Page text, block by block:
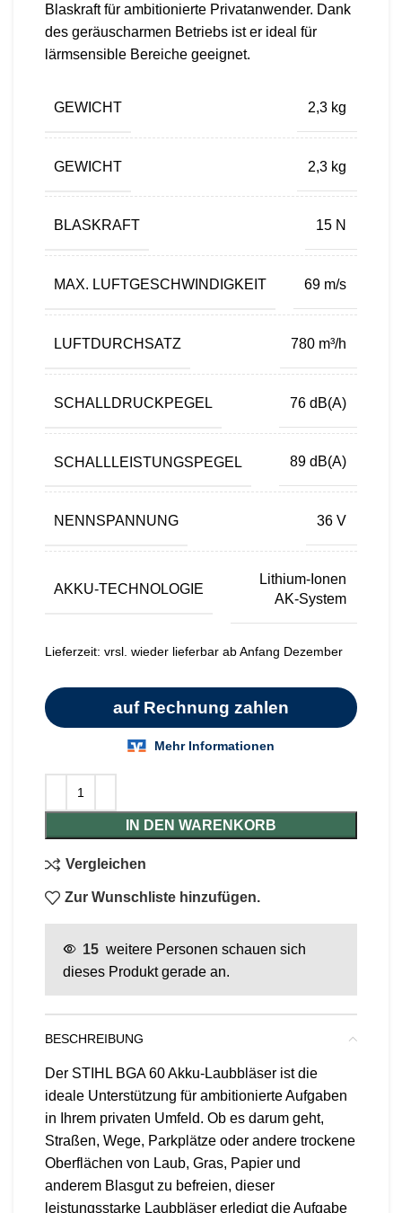
Blaskraft für ambitionierte Privatanwender. Dank
des geräuscharmen Betriebs ist er ideal für
lärmsensible Bereiche geeignet.
GEWICHT 2,3 kg
GEWICHT 2,3 kg
BLASKRAFT 15 N
MAX. LUFTGESCHWINDIGKEIT 69 m/s
LUFTDURCHSATZ 780 m³/h
SCHALLDRUCKPEGEL 76 dB(A)
SCHALLLEISTUNGSPEGEL 89 dB(A)
NENNSPANNUNG 36 V
AKKU-TECHNOLOGIE
Lithium-Ionen
AK-System
Lieferzeit: vrsl. wieder lieferbar ab Anfang Dezember
IN DEN WARENKORB
Vergleichen
Zur Wunschliste hinzufügen.
15 weitere Personen schauen sich
dieses Produkt gerade an.
BESCHREIBUNG
Der STIHL BGA 60Akku-Laubbläser ist die
ideale Unterstützung für ambitionierte Aufgaben
in Ihrem privaten Umfeld. Ob es darum geht,
Straßen, Wege, Parkplätze oder andere trockene
Oberflächen von Laub, Gras, Papier und
anderem Blasgut zu befreien, dieser
leistungsstarke Laubbläser erledigt die Aufgabe